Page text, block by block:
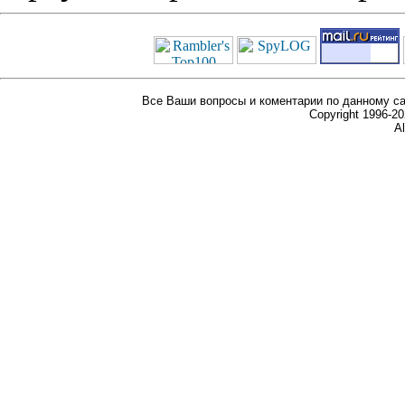
Все Ваши вопросы и коментарии по данному
Copyright 1996-